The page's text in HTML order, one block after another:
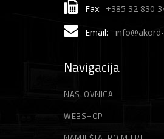
Fax: +385 32 830
Email:
Navigacija
NASLOVNICA
WEBSHOP